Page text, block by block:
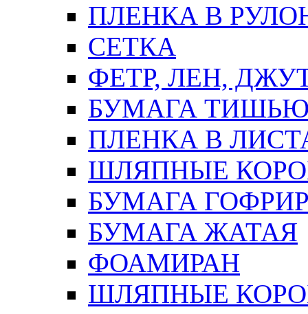
ПЛЕНКА В
СЕТКА
ФЕТР, ЛЕН,
БУМАГА
ПЛЕНКА В
ШЛЯПНЫЕ
БУМАГА
БУМАГА ЖАТАЯ
ФОАМИРАН
ШЛЯПНЫЕ